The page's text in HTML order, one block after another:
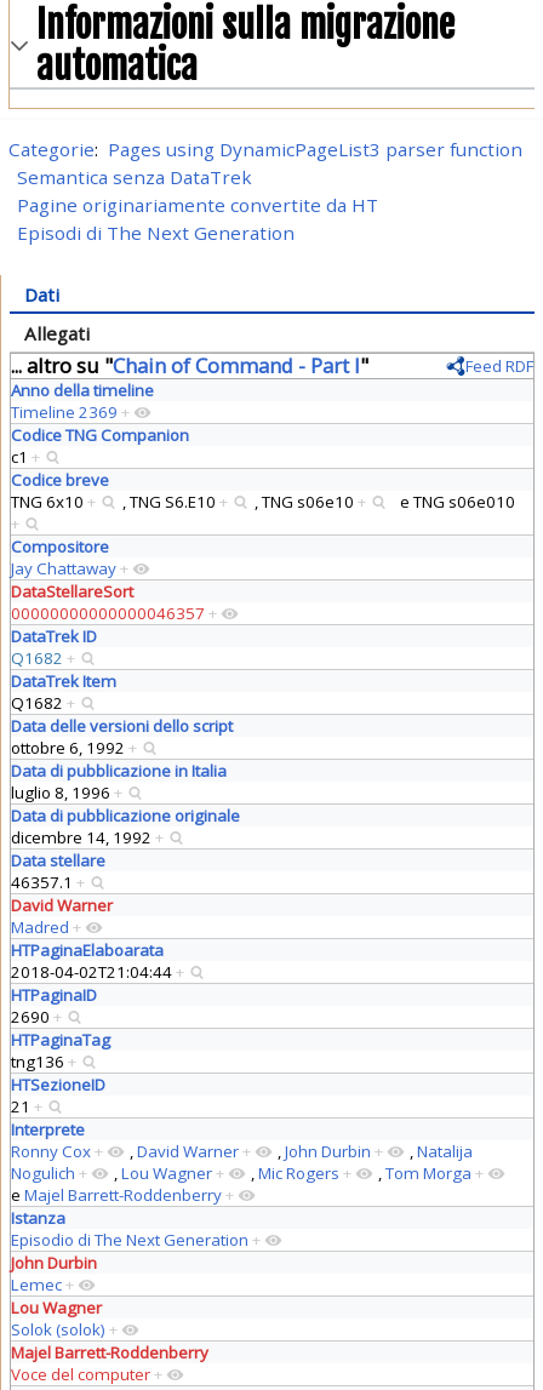
Informazioni sulla migrazione
automatica
Categorie: Pages using DynamicPageList3 parser function
Semantica senza DataTrek
Pagine originariamente convertite da HT
Episodi di The Next Generation
Dati
Allegati
... altro su "Chain of Command - Part I"
Feed RDF
Anno della timeline
Timeline 2369 +
Codice TNG Companion
c1 +
Codice breve
TNG 6x10 + ,TNG S6.E10 + ,TNG s06e10 + eTNG s06e010
+
Compositore
Jay Chattaway+
DataStellareSort
00000000000000046357 +
DataTrek ID
Q1682 +
DataTrek Item
Q1682 +
Data delle versioni dello script
ottobre 6, 1992 +
Data di pubblicazione in Italia
luglio 8, 1996 +
Data di pubblicazione originale
dicembre 14, 1992 +
Data stellare
46357.1 +
David Warner
Madred +
HTPaginaElaboarata
2018-04-02T21:04:44+
HTPaginaID
2690 +
HTPaginaTag
tng136 +
HTSezioneID
21 +
Interprete
Ronny Cox+ ,David Warner+ ,John Durbin + ,Natalija
Nogulich + ,Lou Wagner+ ,Mic Rogers + ,Tom Morga +
e Majel Barrett-Roddenberry+
Istanza
Episodio di The Next Generation +
John Durbin
Lemec+
Lou Wagner
Solok (solok) +
Majel Barrett-Roddenberry
Voce del computer+